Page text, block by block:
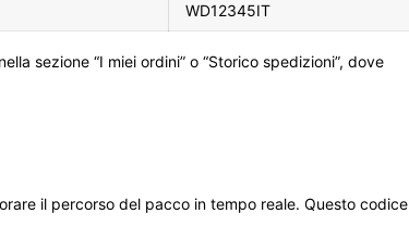
WD12345IT
sezione “I miei ordini” o “Storico spedizioni”, dove
il percorso del pacco in tempo reale. Questo codice